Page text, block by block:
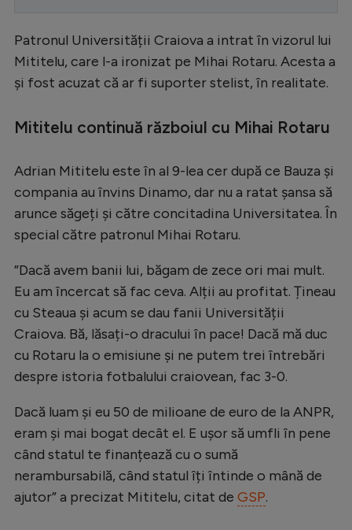
Campionate
Starurile fotbalului
EURO 2024
Stranieri
Tenis
Handbal
Natație
Formula 1
Gimnastică
Auto
Rugby
Ciclism
Alte sporturi
JO 2024
Patronul Universității Craiova a intrat în vizorul lui
Mititelu, care l-a ironizat pe Mihai Rotaru. Acesta a
și fost acuzat că ar fi suporter stelist, în realitate.
Mititelu continuă războiul cu Mihai Rotaru
Adrian Mititelu este în al 9-lea cer după ce Bauza și
compania au învins Dinamo, dar nu a ratat șansa să
arunce săgeți și către concitadina Universitatea. În
special către patronul Mihai Rotaru.
”Dacă avem banii lui, băgam de zece ori mai mult.
Eu am încercat să fac ceva. Alții au profitat. Țineau
cu Steaua și acum se dau fanii Universității
Craiova. Bă, lăsați-o dracului în pace! Dacă mă duc
cu Rotaru la o emisiune și ne putem trei întrebări
despre istoria fotbalului craiovean, fac 3-0.
Dacă luam și eu 50 de milioane de euro de la ANPR,
eram și mai bogat decât el. E ușor să umfli în pene
când statul te finanțează cu o sumă
nerambursabilă, când statul îți întinde o mână de
ajutor” a precizat Mititelu, citat de GSP.